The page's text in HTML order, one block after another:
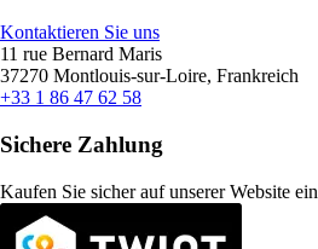
Kontaktieren Sie uns
11 rue Bernard Maris
37270 Montlouis-sur-Loire, Frankreich
+33 1 86 47 62 58
Sichere Zahlung
Kaufen Sie sicher auf unserer Website ein